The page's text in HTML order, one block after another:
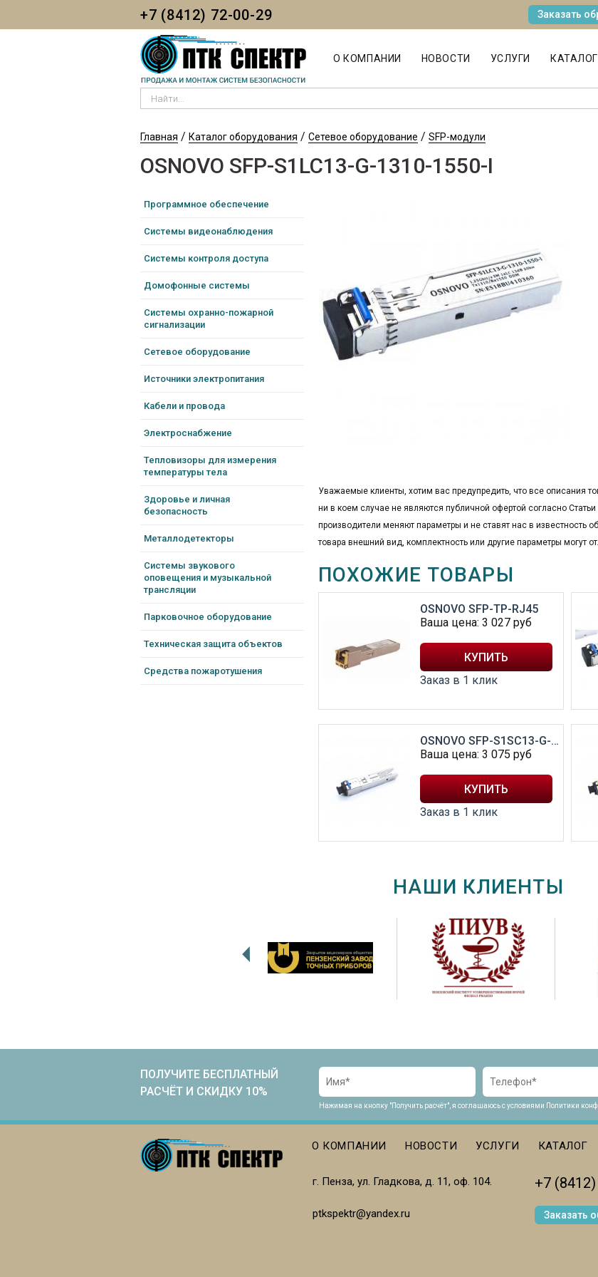
content
+7 (8412) 72-00-29 Заказать
О КОМПАНИИ НОВОСТИ УСЛУГИ КАТАЛОГ
Найти...
YOU ARE HERE
Главная / Каталог оборудования / Сетевое оборудование / SFP-модули
OSNOVO SFP-S1LC13-G-1310-1550-I
Уважаемые клиенты, хотим вас предупредить, что все описания
ни в коем случае не являются публичной офертой согласно
производители меняют параметры и не ставят нас в известность
товара внешний вид, комплектность или другие параметры могут
ПОХОЖИЕ ТОВАРЫ
OSNOVO SFP-TP-RJ45
Ваша цена: 3 027 руб
Заказ в 1 клик
OSNOVO SFP-S1SC13-G-1310-1550-I
Ваша цена: 3 075 руб
Заказ в 1 клик
Программное обеспечение
Системы видеонаблюдения
Системы контроля доступа
Домофонные системы
Системы охранно-пожарной
сигнализации
Сетевое оборудование
Источники электропитания
Кабели и провода
Электроснабжение
Тепловизоры для измерения
температуры тела
Здоровье и личная
безопасность
Металлодетекторы
Системы звукового
оповещения и музыкальной
трансляции
Парковочное оборудование
Техническая защита объектов
Средства пожаротушения
НАШИ КЛИЕНТЫ
ПОЛУЧИТЕ БЕСПЛАТНЫЙ
РАСЧЁТ И СКИДКУ 10%
Нажимая на кнопку "Получить расчёт", я соглашаюсь с условиями Политики
MAIN MENU
О КОМПАНИИ НОВОСТИ УСЛУГИ КАТАЛОГ
г. Пенза, ул. Гладкова, д. 11, оф. 104.
ptkspektr@yandex.ru
+7
Заказать